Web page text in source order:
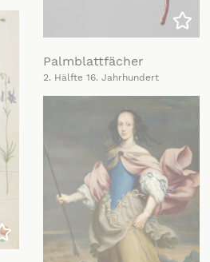
Zu
Palmblattfächer
2. Hälfte 16. Jahrhundert
Zu meiner Liste hinzufügen